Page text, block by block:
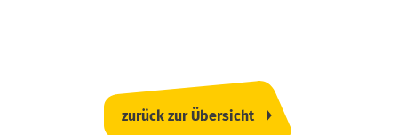
zurück zur Übersicht